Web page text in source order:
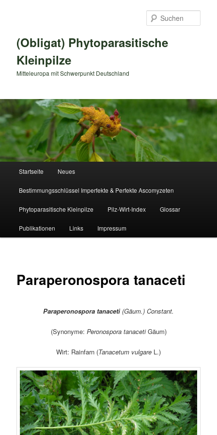
(Obligat) Phytoparasitische
Kleinpilze
Mitteleuropa mit Schwerpunkt Deutschland
Startseite Neues
Bestimmungsschlüssel Imperfekte & Perfekte Ascomyzeten
Phytoparasitische Kleinpilze Pilz-Wirt-Index Glossar
Publikationen Links Impressum
Paraperonospora tanaceti
Paraperonospora tanaceti (Gäum.) Constant.
(Synonyme: Peronospora tanacetiGäum)
Wirt: Rainfarn (Tanacetum vulgare L.)